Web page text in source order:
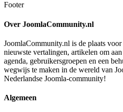
Footer
Over JoomlaCommunity.nl
JoomlaCommunity.nl is de plaats
nieuwste vertalingen, artikelen om
agenda, gebruikersgroepen en een
wegwijs te maken in de wereld van
Nederlandse Joomla-community!
Algemeen